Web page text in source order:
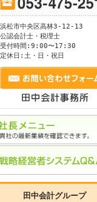
。
浜松市中央区高林3-12-13
公認会計士・税理士
受付時間:9:00〜17:30
定休日:土・日・祝日
田中会計グループ